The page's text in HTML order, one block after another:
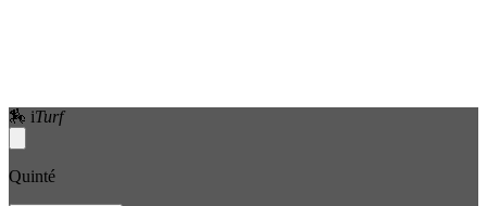
🏇 iTurf
Quinté